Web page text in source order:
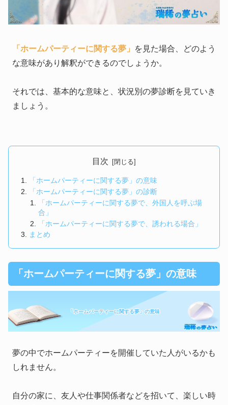
「ホームパーティーに関する夢」
を見た場合、どのよう
な意味があり解釈ができるのでしょうか。
それでは、基本的な意味と、状況別の夢診断を見ていき
ましょう。
目次
「ホームパーティーに関する夢」の意味
「ホームパーティーに関する夢」の診断
「ホームパーティーに関する夢で、外国人を呼ぶ場
合」
「ホームパーティーに関する夢で、誘われる場合」
まとめ
「ホームパーティーに関する夢」の意味
「ホームパーティーに関する夢」の意味
夢の中でホームパーティーを開催していた人がいるかも
しれません。
自分の家に、友人や仕事関係者などを招いて、楽しい時